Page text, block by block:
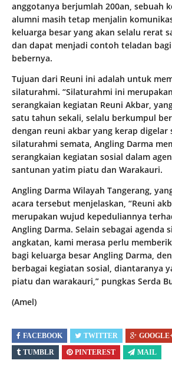
anggotanya berjumlah 200an, sebuah
alumni masih tetap menjalin
keluarga besar yang akan selalu rerat
dan dapat menjadi contoh teladan
bebernya.
Tujuan dari Reuni ini adalah untuk
silaturahmi. “Silaturahmi ini
serangkaian kegiatan Reuni Akbar,
satu tahun sekali, selalu berkumpul
dengan reuni akbar yang kerap digelar
silaturahmi semata, Angling Darma
serangkaian kegiatan sosial dalam
santunan yatim piatu dan Warakauri.
Angling Darma Wilayah Tangerang,
acara tersebut menjelaskan, “Reuni
merupakan wujud kepeduliannya
Angling Darma. Selain sebagai agenda
angkatan, kami merasa perlu
bagi keluarga besar Angling Darma,
berbagai kegiatan sosial, diantaranya
piatu dan warakauri,” pungkas Serda
(Amel)
FACEBOOK TWITTER
TUMBLR
PINTEREST MAIL